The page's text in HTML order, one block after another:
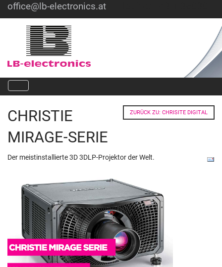
office@lb-electronics.at
ZURÜCK ZU: CHRISITE DIGITAL
CHRISTIE
MIRAGE-SERIE
Der meistinstallierte 3D 3DLP-Projektor der Welt.